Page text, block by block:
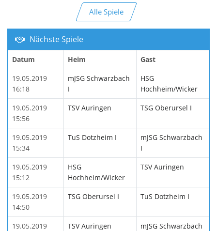
Alle Spiele
Nächste Spiele
Datum Heim Gast
19.05.2019
16:18
mJSG Schwarzbach
I
HSG
Hochheim/Wicker
19.05.2019
15:56
TSV Auringen TSG Oberursel I
19.05.2019
15:34
TuS Dotzheim I
mJSG Schwarzbach
I
19.05.2019
15:12
HSG
Hochheim/Wicker
TSV Auringen
19.05.2019
14:50
TSG Oberursel I TuS Dotzheim I
19.05.2019
TSV Auringen
mJSG Schwarzbach